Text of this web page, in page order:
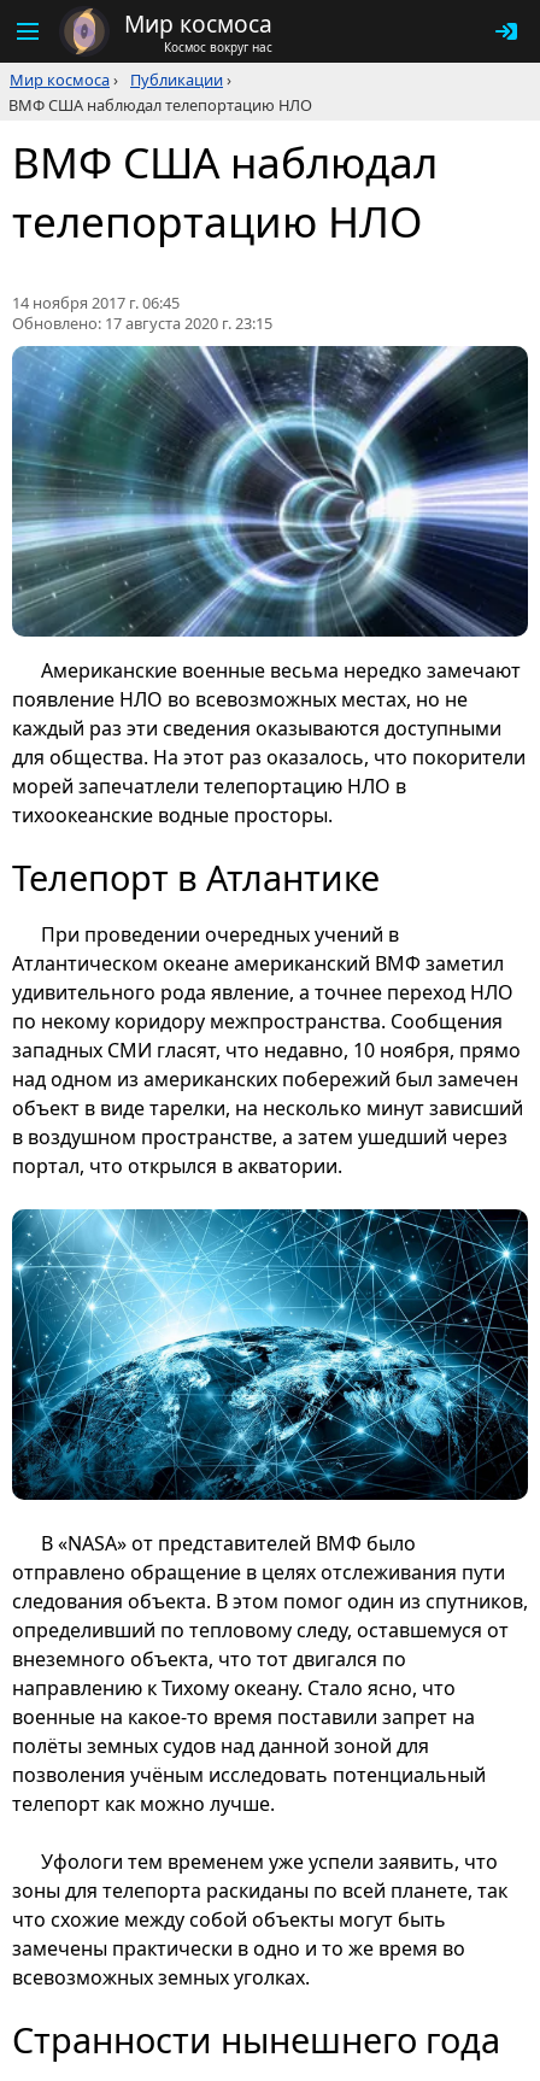
Мир космоса
Космос вокруг нас
Мир космоса› Публикации›
ВМФ США наблюдал телепортацию НЛО
ВМФ США наблюдал
телепортацию НЛО
14 ноября 2017 г. 06:45
Обновлено: 17 августа 2020 г. 23:15
Американские военные весьма нередко замечают
появление НЛО во всевозможных местах, но не
каждый раз эти сведения оказываются доступными
для общества. На этот раз оказалось, что покорители
морей запечатлели телепортацию НЛО в
тихоокеанские водные просторы.
Телепорт в Атлантике
При проведении очередных учений в
Атлантическом океане американский ВМФ заметил
удивительного рода явление, а точнее переход НЛО
по некому коридору межпространства. Сообщения
западных СМИ гласят, что недавно, 10 ноября, прямо
над одном из американских побережий был замечен
объект в виде тарелки, на несколько минут зависший
в воздушном пространстве, а затем ушедший через
портал, что открылся в акватории.
В «NASA» от представителей ВМФ было
отправлено обращение в целях отслеживания пути
следования объекта. В этом помог один из спутников,
определивший по тепловому следу, оставшемуся от
внеземного объекта, что тот двигался по
направлению к Тихому океану. Стало ясно, что
военные на какое-то время поставили запрет на
полёты земных судов над данной зоной для
позволения учёным исследовать потенциальный
телепорт как можно лучше.
Уфологи тем временем уже успели заявить, что
зоны для телепорта раскиданы по всей планете, так
что схожие между собой объекты могут быть
замечены практически в одно и то же время во
всевозможных земных уголках.
Странности нынешнего года